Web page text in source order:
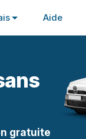
Aide
gratuite